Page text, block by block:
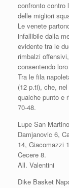
confronto contro
delle migliori
Le venete
infallibile dalla
evidente tra le
rimbalzi
consentendo
Tra le fila
(12 p.ti), che,
qualche punto e
70-48.
Lupe San
Damjanovic 6,
14, Giacomazzi
Cecere 8.
All. Valentini
Dike Basket